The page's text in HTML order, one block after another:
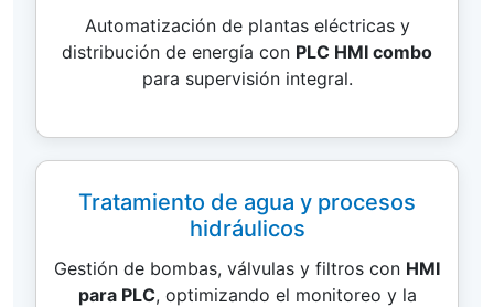
Automatización de plantas eléctricas y
distribución de energía con PLC HMI combo
para supervisión integral.
Tratamiento de agua y procesos
hidráulicos
Gestión de bombas, válvulas y filtros con HMI
para PLC, optimizando el monitoreo y la